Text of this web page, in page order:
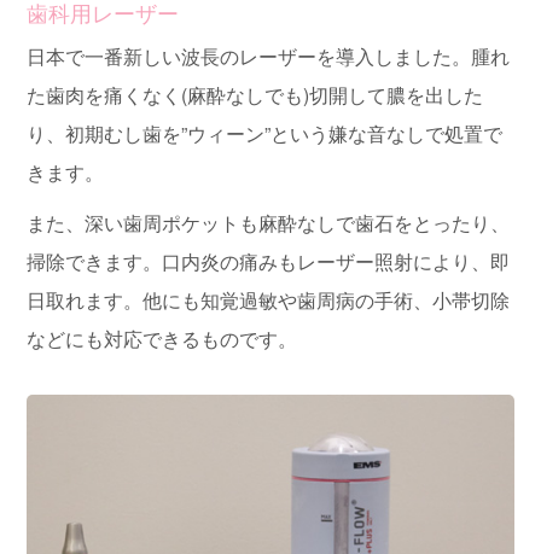
歯科用レーザー
日本で一番新しい波長のレーザーを導入しました。腫れ
た歯肉を痛くなく(麻酔なしでも)切開して膿を出した
り、初期むし歯を”ウィーン”という嫌な音なしで処置で
きます。
また、深い歯周ポケットも麻酔なしで歯石をとったり、
掃除できます。口内炎の痛みもレーザー照射により、即
日取れます。他にも知覚過敏や歯周病の手術、小帯切除
などにも対応できるものです。